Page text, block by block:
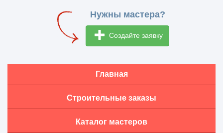
Нужны мастера?
Создайте заявку
Главная
Строительные заказы
Каталог мастеров